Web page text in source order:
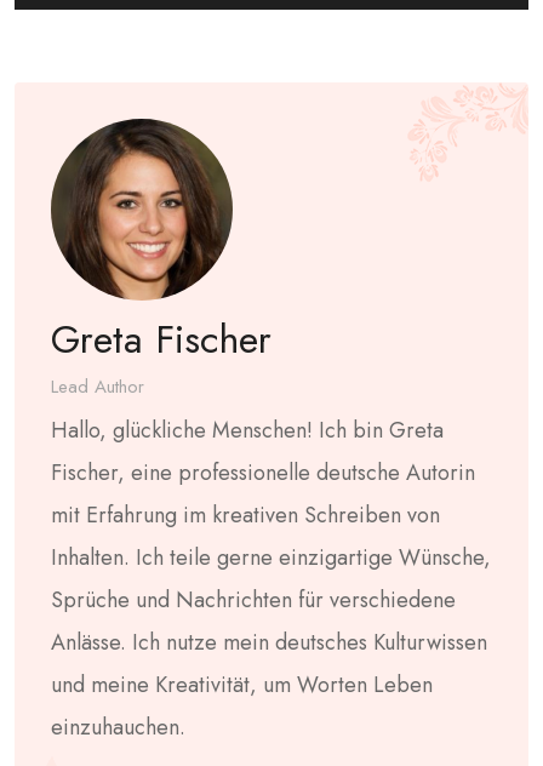
via
Greta Fischer
Lead Author
Hallo, glückliche Menschen! Ich bin Greta
Fischer, eine professionelle deutsche Autorin
mit Erfahrung im kreativen Schreiben von
Inhalten. Ich teile gerne einzigartige Wünsche,
Sprüche und Nachrichten für verschiedene
Anlässe. Ich nutze mein deutsches Kulturwissen
und meine Kreativität, um Worten Leben
einzuhauchen.